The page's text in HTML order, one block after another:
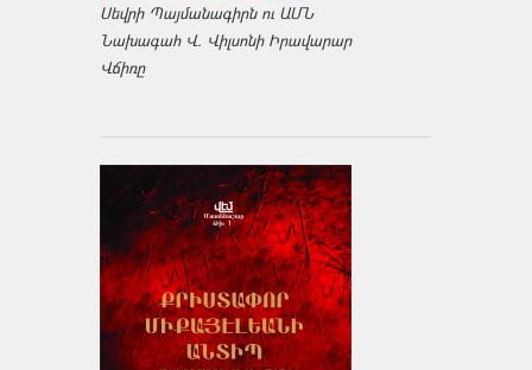
Սեվրի Պայմանագիրն ու ԱՄՆ
Նախագահ Վ. Վիլսոնի Իրավարար
Վճիռը